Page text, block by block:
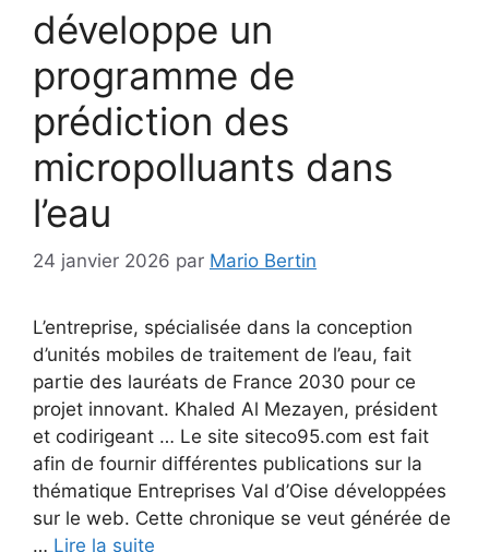
développe un
programme de
prédiction des
micropolluants dans
l’eau
24 janvier 2026 par Mario Bertin
L’entreprise, spécialisée dans la conception
d’unités mobiles de traitement de l’eau, fait
partie des lauréats de France 2030 pour ce
projet innovant. Khaled Al Mezayen, président
et codirigeant … Le site siteco95.com est fait
afin de fournir différentes publications sur la
thématique Entreprises Val d’Oise développées
sur le web. Cette chronique se veut générée de
… Lire la suite